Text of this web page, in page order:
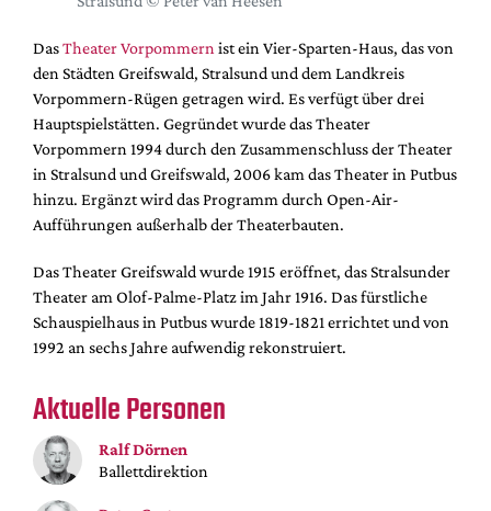
DdB-map
Kalender
Premierensuche
Festival-Planer
Hefte
Alle Hefte
Leseproben
Podcast
Service
Shop / Abo
Redaktion
Autor:innen
Partner
DasTheater Vorpommern ist ein Vier-Sparten-Haus, das von
den Städten Greifswald, Stralsund und dem Landkreis
Vorpommern-Rügen getragen wird. Es verfügt über drei
Hauptspielstätten. Gegründet wurde das Theater
Vorpommern 1994 durch den Zusammenschluss der Theater
in Stralsund und Greifswald, 2006 kam das Theater in Putbus
hinzu. Ergänzt wird das Programm durch Open-Air-
Aufführungen außerhalb der Theaterbauten.
Das Theater Greifswald wurde 1915 eröffnet, das Stralsunder
Theater am Olof-Palme-Platz im Jahr 1916. Das fürstliche
Schauspielhaus in Putbus wurde 1819-1821 errichtet und von
1992 an sechs Jahre aufwendig rekonstruiert.
Aktuelle Personen
Ralf Dörnen
Ballettdirektion